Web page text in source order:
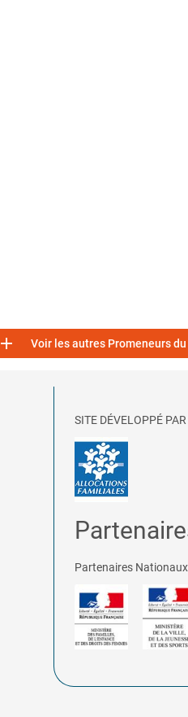
 Voir les autres Promeneurs
SITE DÉVELOPPÉ
Partenaires Nationaux